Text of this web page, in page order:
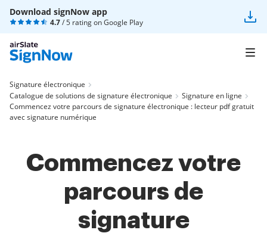
Download signNow app
4.7/ 5 rating onGoogle Play
Signature électronique
Catalogue de solutions de signature électronique
Signature en ligne
Commencez votre parcours de signature électronique : lecteur pdf gratuit
avec signature numérique
Commencez votre
parcours de
signature